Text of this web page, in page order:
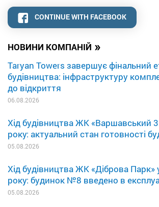
НОВИНИ КОМПАНІЙ »
Taryan Towers завершує фінальний
будівництва: інфраструктуру
до відкриття
06.08.2026
Хід будівництва ЖК «Варшавський
року: актуальний стан готовності
05.08.2026
Хід будівництва ЖК «Діброва Парк»
року: будинок №8 введено в
05.08.2026
CONTINUE WITH FACEBOOK